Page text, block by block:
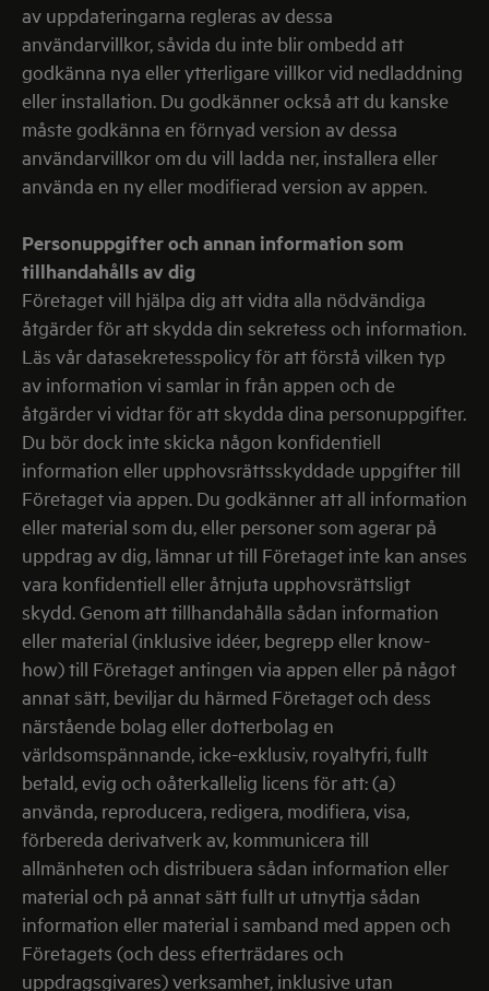
av uppdateringarna regleras av dessa
användarvillkor, såvida du inte blir ombedd att
godkänna nya eller ytterligare villkor vid nedladdning
eller installation. Du godkänner också att du kanske
måste godkänna en förnyad version av dessa
användarvillkor om du vill ladda ner, installera eller
använda en ny eller modifierad version av appen.
Personuppgifter och annan information som
tillhandahålls av dig
Företaget vill hjälpa dig att vidta alla nödvändiga
åtgärder för att skydda din sekretess och information.
Läs vår datasekretesspolicy för att förstå vilken typ
av information vi samlar in från appen och de
åtgärder vi vidtar för att skydda dina personuppgifter.
Du bör dock inte skicka någon konfidentiell
information eller upphovsrättsskyddade uppgifter till
Företaget via appen. Du godkänner att all information
eller material som du, eller personer som agerar på
uppdrag av dig, lämnar ut till Företaget inte kan anses
vara konfidentiell eller åtnjuta upphovsrättsligt
skydd. Genom att tillhandahålla sådan information
eller material (inklusive idéer, begrepp eller know-
how) till Företaget antingen via appen eller på något
annat sätt, beviljar du härmed Företaget och dess
närstående bolag eller dotterbolag en
världsomspännande, icke-exklusiv, royaltyfri, fullt
betald, evig och oåterkallelig licens för att: (a)
använda, reproducera, redigera, modifiera, visa,
förbereda derivatverk av, kommunicera till
allmänheten och distribuera sådan information eller
material och på annat sätt fullt ut utnyttja sådan
information eller material i samband med appen och
Företagets (och dess efterträdares och
uppdragsgivares) verksamhet, inklusive utan